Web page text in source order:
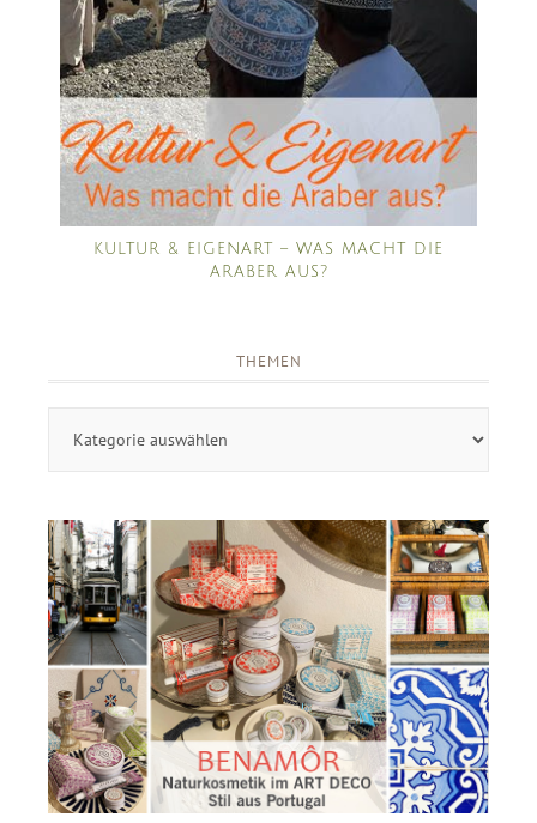
KULTUR & EIGENART – WAS MACHT DIE
ARABER AUS?
THEMEN